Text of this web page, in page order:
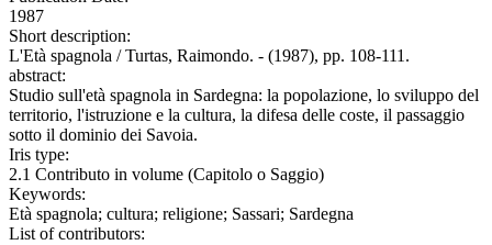
1987
Short description:
L'Età spagnola / Turtas, Raimondo. - (1987), pp. 108-111.
abstract:
Studio sull'età spagnola in Sardegna: la popolazione, lo sviluppo del
territorio, l'istruzione e la cultura, la difesa delle coste, il passaggio
sotto il dominio dei Savoia.
Iris type:
2.1 Contributo in volume (Capitolo o Saggio)
Keywords:
Età spagnola; cultura; religione; Sassari; Sardegna
List of contributors: